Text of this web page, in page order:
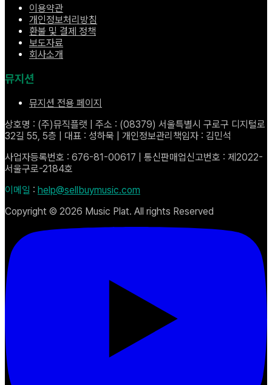
이용약관
개인정보처리방침
환불 및 결제 정책
보도자료
회사소개
뮤지션
뮤지션 전용 페이지
상호명 : (주)뮤직플랫 | 주소 : (08379) 서울특별시 구로구 디지털로
32길 55, 5층 | 대표 : 성하묵 | 개인정보관리책임자 : 김민석
사업자등록번호 : 676-81-00617 | 통신판매업신고번호 : 제2022-
서울구로-2184호
이메일 : help@sellbuymusic.com
Copyright © 2026 Music Plat. All rights Reserved